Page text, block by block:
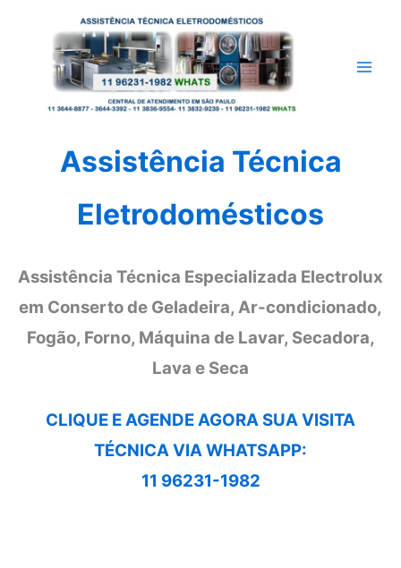
conteúdo
Assistência Técnica
Eletrodomésticos
Assistência Técnica Especializada Electrolux
em Conserto de Geladeira, Ar-condicionado,
Fogão, Forno, Máquina de Lavar, Secadora,
Lava e Seca
CLIQUE E AGENDE AGORA SUA VISITA
TÉCNICA VIA WHATSAPP:
11 96231-1982